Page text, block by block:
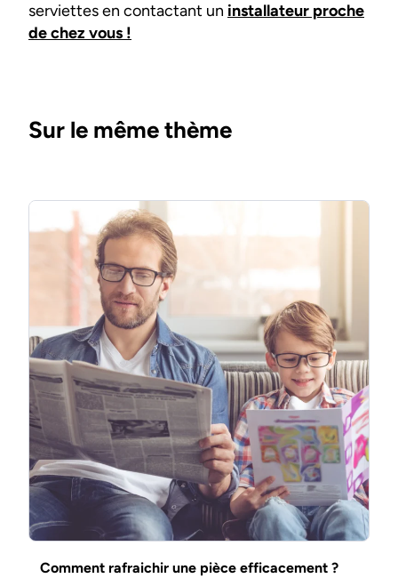
serviettes en contactant un installateur proche
de chez vous !
Sur le même thème
Comment rafraichir une pièce efficacement ?